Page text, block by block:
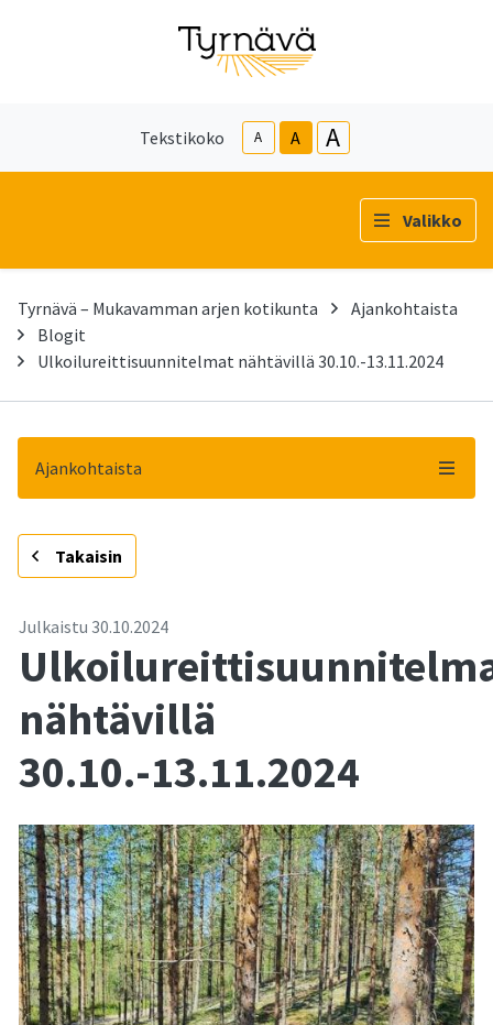
Tekstikoko A A A
Valikko
Tyrnävä – Mukavamman arjen kotikunta
Ajankohtaista
Blogit
Ulkoilureittisuunnitelmat nähtävillä 30.10.-13.11.2024
Ajankohtaista
- Takaisin
Julkaistu 30.10.2024
nähtävillä
30.10.-13.11.2024